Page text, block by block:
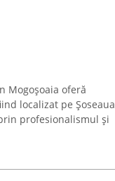
Mogoșoaia oferă
localizat pe Șoseaua
profesionalismul și